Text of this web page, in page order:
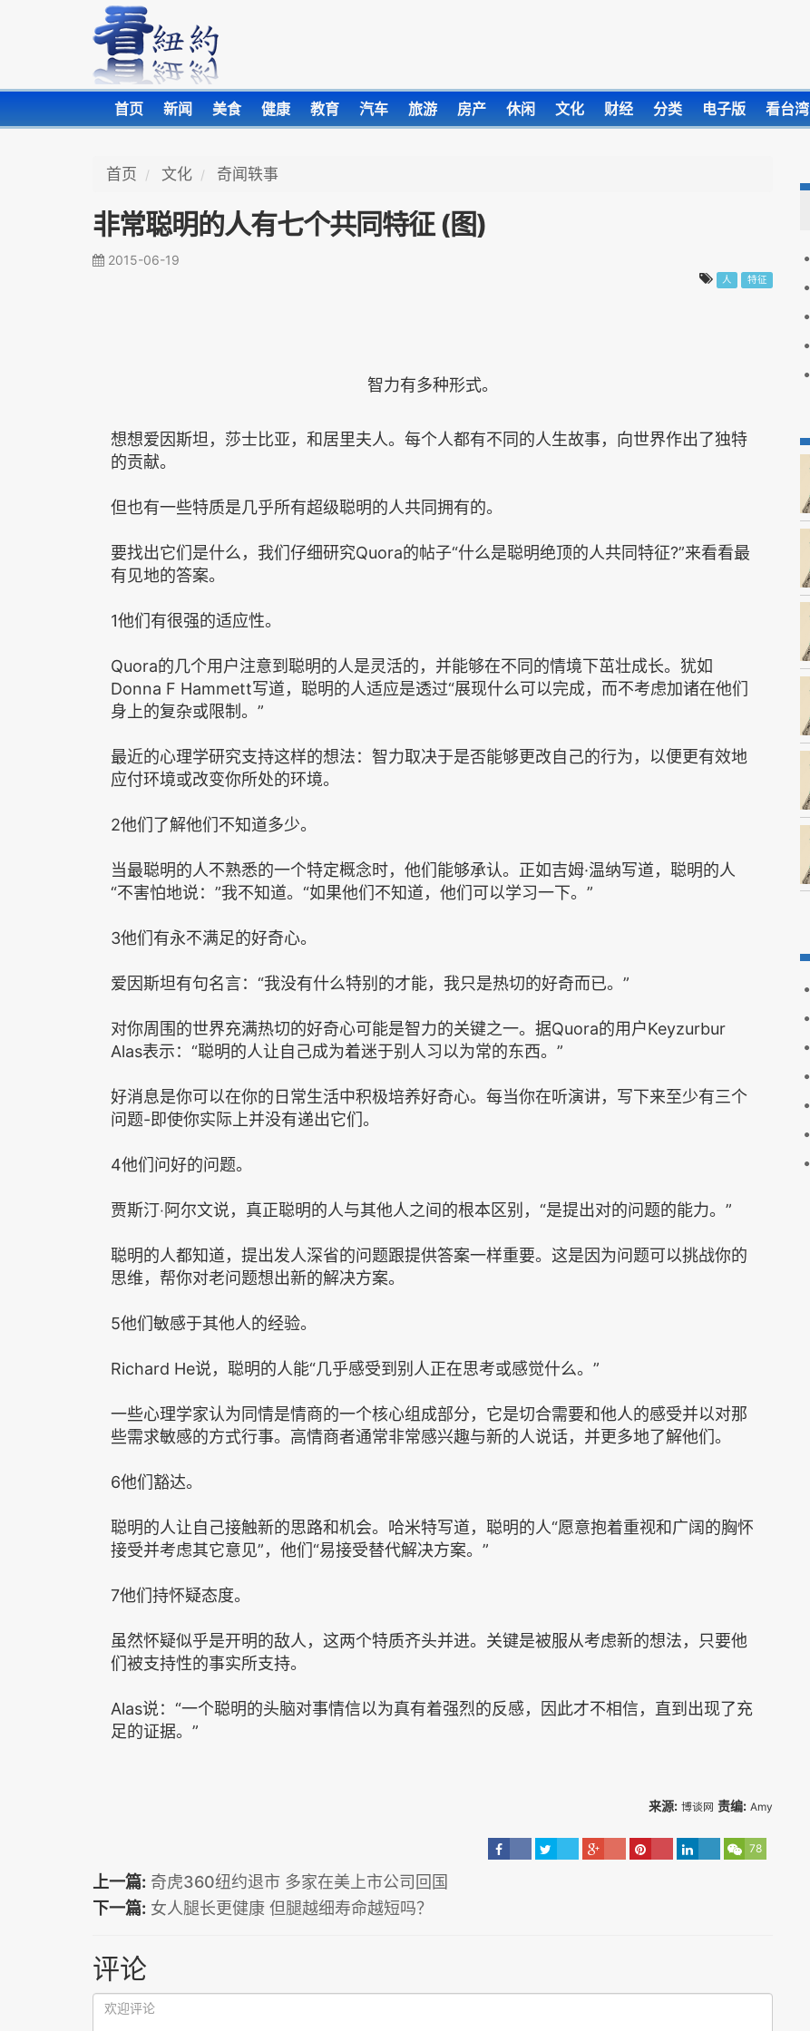
首页 新闻 美食 健康 教育 汽车 旅游 房产 休闲 文化 财经 分类 电子版 看台湾
首页 文化 奇闻轶事
非常聪明的人有七个共同特征 (图)
2015-06-19
人 特征
智力有多种形式。
想想爱因斯坦，莎士比亚，和居里夫人。每个人都有不同的人生故事，向世界作出了独特
的贡献。
但也有一些特质是几乎所有超级聪明的人共同拥有的。
要找出它们是什么，我们仔细研究Quora的帖子‌‌‌‌“什么是聪明绝顶的人共同特征?‌‌‌‌”来看看最
有见地的答案。
1他们有很强的适应性。
Quora的几个用户注意到聪明的人是灵活的，并能够在不同的情境下茁壮成长。犹如
Donna F Hammett写道，聪明的人适应是透过‌‌‌‌“展现什么可以完成，而不考虑加诸在他们
身上的复杂或限制。‌‌‌‌”
最近的心理学研究支持这样的想法：智力取决于是否能够更改自己的行为，以便更有效地
应付环境或改变你所处的环境。
2他们了解他们不知道多少。
当最聪明的人不熟悉的一个特定概念时，他们能够承认。正如吉姆·温纳写道，聪明的人‌‌‌‌
“不害怕地说：‌‌‌‌”我不知道。‌‌‌‌“如果他们不知道，他们可以学习一下。‌‌‌‌”
3他们有永不满足的好奇心。
爱因斯坦有句名言：‌‌‌‌“我没有什么特别的才能，我只是热切的好奇而已。‌‌‌‌”
对你周围的世界充满热切的好奇心可能是智力的关键之一。据Quora的用户Keyzurbur
Alas表示：‌‌‌‌“聪明的人让自己成为着迷于别人习以为常的东西。‌‌‌‌”
好消息是你可以在你的日常生活中积极培养好奇心。每当你在听演讲，写下来至少有三个
问题-即使你实际上并没有递出它们。
4他们问好的问题。
贾斯汀‧阿尔文说，真正聪明的人与其他人之间的根本区别，‌‌‌‌“是提出对的问题的能力。‌‌‌‌”
聪明的人都知道，提出发人深省的问题跟提供答案一样重要。这是因为问题可以挑战你的
思维，帮你对老问题想出新的解决方案。
5他们敏感于其他人的经验。
Richard He说，聪明的人能‌‌‌‌“几乎感受到别人正在思考或感觉什么。‌‌‌‌”
一些心理学家认为同情是情商的一个核心组成部分，它是切合需要和他人的感受并以对那
些需求敏感的方式行事。高情商者通常非常感兴趣与新的人说话，并更多地了解他们。
6他们豁达。
聪明的人让自己接触新的思路和机会。哈米特写道，聪明的人‌‌‌‌“愿意抱着重视和广阔的胸怀
接受并考虑其它意见‌‌‌‌”，他们‌‌‌‌“易接受替代解决方案。‌‌‌‌”
7他们持怀疑态度。
虽然怀疑似乎是开明的敌人，这两个特质齐头并进。关键是被服从考虑新的想法，只要他
们被支持性的事实所支持。
Alas说：‌‌‌‌“一个聪明的头脑对事情信以为真有着强烈的反感，因此才不相信，直到出现了充
足的证据。‌‌‌‌”
来源: 博谈网 责编: Amy
78
上一篇: 奇虎360纽约退市 多家在美上市公司回国
下一篇: 女人腿长更健康 但腿越细寿命越短吗？
评论